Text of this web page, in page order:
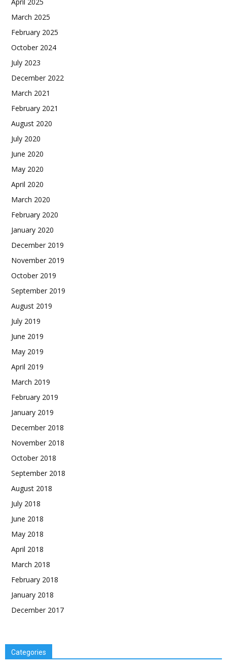
April 2025
March 2025
February 2025
October 2024
July 2023
December 2022
March 2021
February 2021
August 2020
July 2020
June 2020
May 2020
April 2020
March 2020
February 2020
January 2020
December 2019
November 2019
October 2019
September 2019
August 2019
July 2019
June 2019
May 2019
April 2019
March 2019
February 2019
January 2019
December 2018
November 2018
October 2018
September 2018
August 2018
July 2018
June 2018
May 2018
April 2018
March 2018
February 2018
January 2018
December 2017
Categories